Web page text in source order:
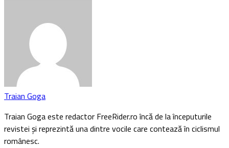
Traian Goga
Traian Goga este redactor FreeRider.ro încă de la începuturile
revistei și reprezintă una dintre vocile care contează în ciclismul
românesc.